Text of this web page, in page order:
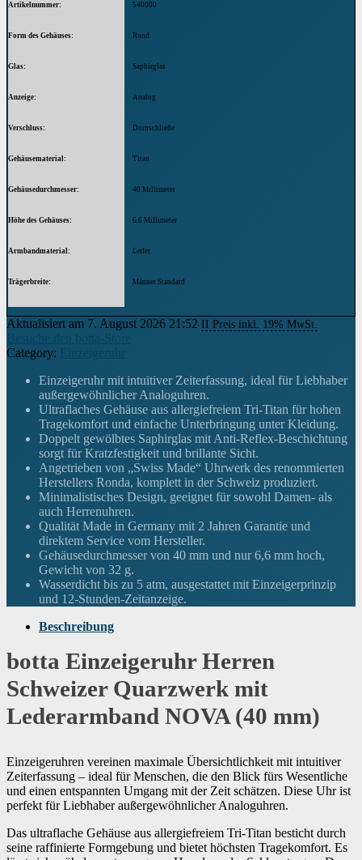
Artikelnummer 540000
Form des Gehäuses Rund
Glas Saphirglas
Anzeige Analog
Verschluss Dornschließe
Gehäusematerial Titan
Gehäusedurchmesser 40 Millimeter
Höhe des Gehäuses 6.6 Millimeter
Armbandmaterial Leder
Trägerbreite Männer Standard
Zifferblattfarbe schwarz
Material der Lünette
Funktion der Lünette 12-Stunden-Zeitanzeige
Ausstattung Einzeigerprinzip, Wasserdicht, Swiss Made Quarzwerk
Gewicht 32 Gramm
Uhrwerk Schweizer Quarzwerk
Wasserdichtigkeitszertifizierung 5.00 atmosphere
Wenn dieses Produkt von Amazon verkauft wird, findest du die
Garantieinformationen auf der Webseite des Herstellers. Wenn dieses
Produkt von einer anderen Partei verkauft wird, wende dich bitte
Aktualisiert am 7. August 2026 21:52 II Preis inkl. 19% MwSt.
Category:
Einzeigeruhr mit intuitiver Zeiterfassung, ideal für Liebhaber
außergewöhnlicher Analoguhren.
Ultraflaches Gehäuse aus allergiefreiem Tri-Titan für hohen
Tragekomfort und einfache Unterbringung unter Kleidung.
Doppelt gewölbtes Saphirglas mit Anti-Reflex-Beschichtung
sorgt für Kratzfestigkeit und brillante Sicht.
Angetrieben von „Swiss Made“ Uhrwerk des renommierten
Herstellers Ronda, komplett in der Schweiz produziert.
Minimalistisches Design, geeignet für sowohl Damen- als
auch Herrenuhren.
Qualität Made in Germany mit 2 Jahren Garantie und
direktem Service vom Hersteller.
Gehäusedurchmesser von 40 mm und nur 6,6 mm hoch,
Gewicht von 32 g.
Wasserdicht bis zu 5 atm, ausgestattet mit Einzeigerprinzip
und 12-Stunden-Zeitanzeige.
Beschreibung
botta Einzeigeruhr Herren
Schweizer Quarzwerk mit
Lederarmband NOVA (40 mm)
Einzeigeruhren vereinen maximale Übersichtlichkeit mit intuitiver
Zeiterfassung – ideal für Menschen, die den Blick fürs Wesentliche
und einen entspannten Umgang mit der Zeit schätzen. Diese Uhr ist
perfekt für Liebhaber außergewöhnlicher Analoguhren.
Das ultraflache Gehäuse aus allergiefreiem Tri-Titan besticht durch
seine raffinierte Formgebung und bietet höchsten Tragekomfort. Es